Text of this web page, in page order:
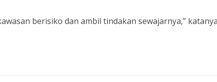
berisiko dan ambil tindakan sewajarnya,”